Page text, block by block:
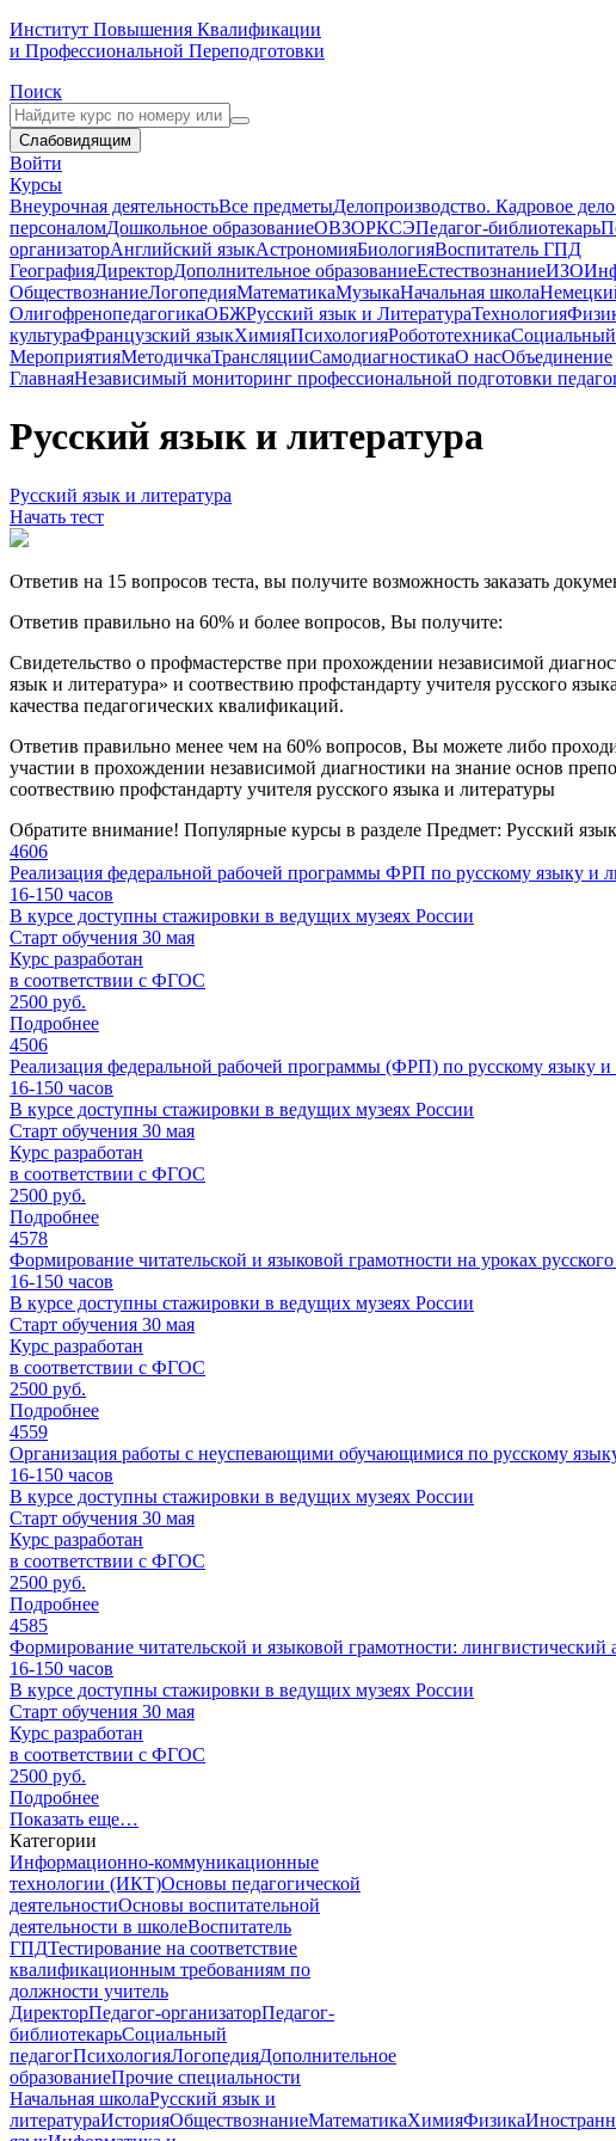
Институт Повышения Квалификации
и Профессиональной Переподготовки
Поиск
Слабовидящим
Войти
Курсы
Внеурочная деятельностьВсе предметыДелопроизводство. Кадровое
персоналомДошкольное образованиеОВЗОРКСЭПедагог-библиотекарь
организаторАнглийский языкАстрономияБиологияВоспитатель ГПД
ГеографияДиректорДополнительное образованиеЕстествознаниеИЗО
ОбществознаниеЛогопедияМатематикаМузыкаНачальная школа
ОлигофренопедагогикаОБЖРусский язык и ЛитератураТехнология
культураФранцузский языкХимияПсихологияРобототехникаСоциальный
МероприятияМетодичкаТрансляцииСамодиагностикаО насОбъединение
ГлавнаяНезависимый мониторинг профессиональной подготовки
Русский язык и литература
Русский язык и литература
Начать тест
Ответив на 15 вопросов теста, вы получите возможность заказать
Ответив правильно на 60% и более вопросов, Вы получите:
Свидетельство о профмастерстве при прохождении независимой
язык и литература» и соотвествию профстандарту учителя русского
качества педагогических квалификаций.
Ответив правильно менее чем на 60% вопросов, Вы можете либо
участии в прохождении независимой диагностики на знание основ
соотвествию профстандарту учителя русского языка и литературы
Обратите внимание! Популярные курсы в разделе Предмет: Русский
4606
Реализация федеральной рабочей программы ФРП по русскому языку и
16-150 часов
В курсе доступны стажировки в ведущих музеях России
Старт обучения 30 мая
Курс разработан
в соответствии с ФГОС
2500 руб.
Подробнее
4506
Реализация федеральной рабочей программы (ФРП) по русскому языку
16-150 часов
В курсе доступны стажировки в ведущих музеях России
Старт обучения 30 мая
Курс разработан
в соответствии с ФГОС
2500 руб.
Подробнее
4578
Формирование читательской и языковой грамотности на уроках
16-150 часов
В курсе доступны стажировки в ведущих музеях России
Старт обучения 30 мая
Курс разработан
в соответствии с ФГОС
2500 руб.
Подробнее
4559
Организация работы с неуспевающими обучающимися по русскому
16-150 часов
В курсе доступны стажировки в ведущих музеях России
Старт обучения 30 мая
Курс разработан
в соответствии с ФГОС
2500 руб.
Подробнее
4585
Формирование читательской и языковой грамотности:
16-150 часов
В курсе доступны стажировки в ведущих музеях России
Старт обучения 30 мая
Курс разработан
в соответствии с ФГОС
2500 руб.
Подробнее
Показать еще…
Категории
Информационно-коммуникационные
технологии (ИКТ)Основы педагогической
деятельностиОсновы воспитательной
деятельности в школеВоспитатель
ГПДТестирование на соответствие
квалификационным требованиям по
должности учитель
ДиректорПедагог-организаторПедагог-
библиотекарьСоциальный
педагогПсихологияЛогопедияДополнительное
образованиеПрочие специальности
Начальная школаРусский язык и
литератураИсторияОбществознаниеМатематикаХимияФизика